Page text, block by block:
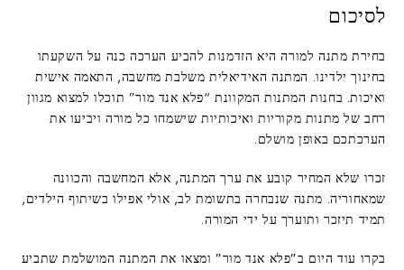
לסיכום
בחירת מתנה למורה היא הזדמנות להביע הערכה כנה על השקעתו
בחינוך ילדינו. המתנה האידיאלית משלבת מחשבה, התאמה אישית
ואיכות. בחנות המתנות המקוונת “פלא אנד מור” תוכלו למצוא מגוון
רחב של מתנות מקוריות ואיכותיות שישמחו כל מורה ויביעו את
הערכתכם באופן מושלם.
זכרו שלא המחיר קובע את ערך המתנה, אלא המחשבה והכוונה
שמאחוריה. מתנה שנבחרה בתשומת לב, אולי אפילו בשיתוף הילדים,
תמיד תיזכר ותוערך על ידי המורה.
בקרו עוד היום ב”פלא אנד מור” ומצאו את המתנה המושלמת שתביע